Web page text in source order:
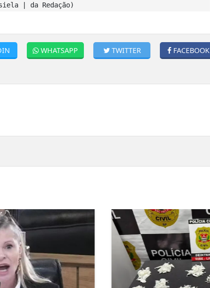
| da Redação)
FACEBOOK
TWITTER
WHATSAPP